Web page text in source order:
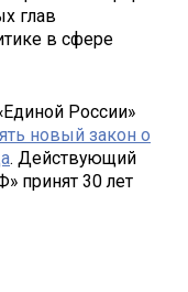
глав
в сфере
России»
новый закон о
. Действующий
принят 30 лет